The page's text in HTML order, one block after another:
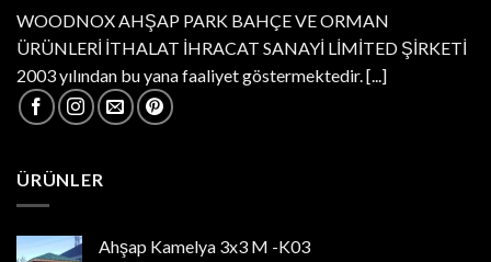
WOODNOX AHŞAP PARK BAHÇE VE ORMAN
ÜRÜNLERİ İTHALAT İHRACAT SANAYİ LİMİTED ŞİRKETİ
2003 yılından bu yana faaliyet göstermektedir. [...]
ÜRÜNLER
Ahşap Kamelya 3x3 M -K03